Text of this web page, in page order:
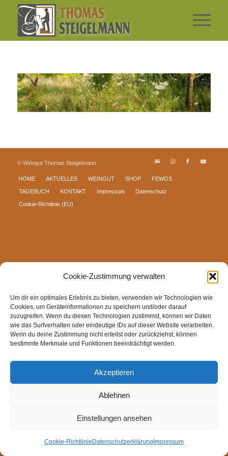
Cookie-Zustimmung verwalten
Um dir ein optimales Erlebnis zu bieten, verwenden wir Technologien wie
Cookies, um Geräteinformationen zu speichern und/oder darauf
zuzugreifen. Wenn du diesen Technologien zustimmst, können wir Daten
wie das Surfverhalten oder eindeutige IDs auf dieser Website verarbeiten.
Wenn du deine Zustimmung nicht erteilst oder zurückziehst, können
bestimmte Merkmale und Funktionen beeinträchtigt werden.
Akzeptieren
Ablehnen
Einstellungen ansehen
Cookie-Richtlinie Datenschutzerklärung Impressum
© Weingut Thomas Steigelmann
HOME AKTUELLES WEINGUT SHOP FEWOS
TAGEBUCH KONTAKT Impressum Datenschutz
Cookie-Richtlinie (EU)